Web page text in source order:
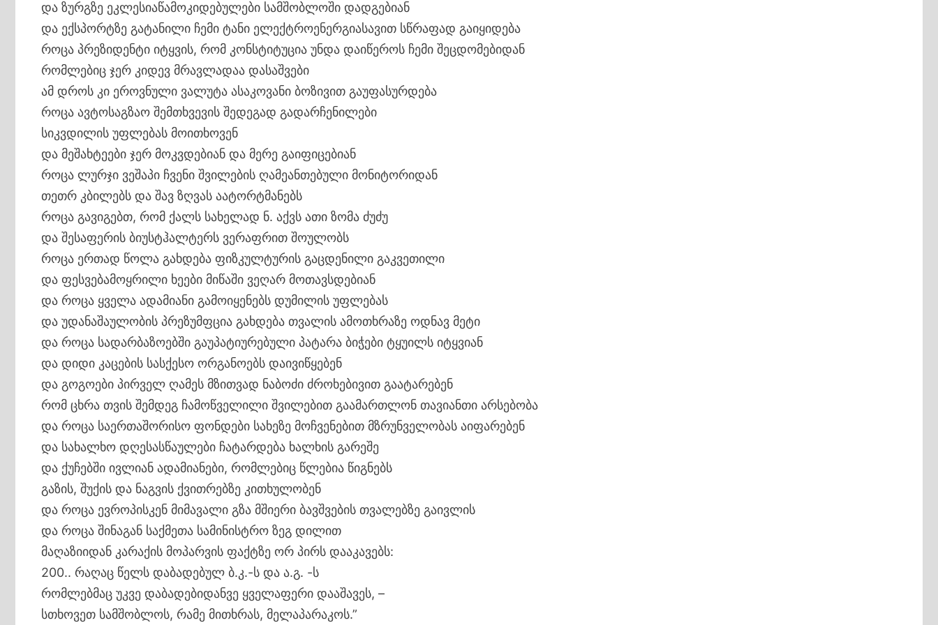
და ზურგზე ეკლესიაწამოკიდებულები სამშობლოში დადგებიან
და ექსპორტზე გატანილი ჩემი ტანი ელექტროენერგიასავით სწრაფად გაიყიდება
როცა პრეზიდენტი იტყვის, რომ კონსტიტუცია უნდა დაიწეროს ჩემი შეცდომებიდან
რომლებიც ჯერ კიდევ მრავლადაა დასაშვები
ამ დროს კი ეროვნული ვალუტა ასაკოვანი ბოზივით გაუფასურდება
როცა ავტოსაგზაო შემთხვევის შედეგად გადარჩენილები
სიკვდილის უფლებას მოითხოვენ
და მეშახტეები ჯერ მოკვდებიან და მერე გაიფიცებიან
როცა ლურჯი ვეშაპი ჩვენი შვილების ღამეანთებული მონიტორიდან
თეთრ კბილებს და შავ ზღვას აატორტმანებს
როცა გავიგებთ, რომ ქალს სახელად ნ. აქვს ათი ზომა ძუძუ
და შესაფერის ბიუსტჰალტერს ვერაფრით შოულობს
როცა ერთად წოლა გახდება ფიზკულტურის გაცდენილი გაკვეთილი
და ფესვებამოყრილი ხეები მიწაში ვეღარ მოთავსდებიან
და როცა ყველა ადამიანი გამოიყენებს დუმილის უფლებას
და უდანაშაულობის პრეზუმფცია გახდება თვალის ამოთხრაზე ოდნავ მეტი
და როცა სადარბაზოებში გაუპატიურებული პატარა ბიჭები ტყუილს იტყვიან
და დიდი კაცების სასქესო ორგანოებს დაივიწყებენ
და გოგოები პირველ ღამეს მზითვად ნაბოძი ძროხებივით გაატარებენ
რომ ცხრა თვის შემდეგ ჩამოწველილი შვილებით გაამართლონ თავიანთი არსებობა
და როცა საერთაშორისო ფონდები სახეზე მოჩვენებით მზრუნველობას აიფარებენ
და სახალხო დღესასწაულები ჩატარდება ხალხის გარეშე
და ქუჩებში ივლიან ადამიანები, რომლებიც წლებია წიგნებს
გაზის, შუქის და ნაგვის ქვითრებზე კითხულობენ
და როცა ევროპისკენ მიმავალი გზა მშიერი ბავშვების თვალებზე გაივლის
და როცა შინაგან საქმეთა სამინისტრო ზეგ დილით
მაღაზიიდან კარაქის მოპარვის ფაქტზე ორ პირს დააკავებს:
200.. რაღაც წელს დაბადებულ ბ.კ.-ს და ა.გ. -ს
რომლებმაც უკვე დაბადებიდანვე ყველაფერი დააშავეს, –
სთხოვეთ სამშობლოს, რამე მითხრას, მელაპარაკოს.”